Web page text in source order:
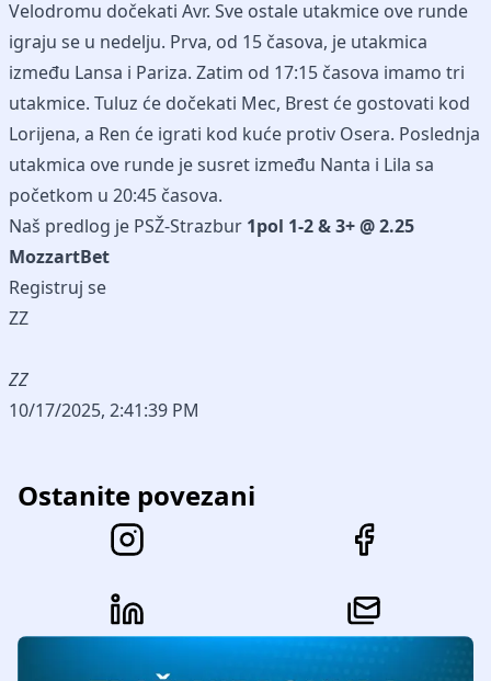
Velodromu dočekati Avr. Sve ostale utakmice ove runde
igraju se u nedelju. Prva, od 15 časova, je utakmica
između Lansa i Pariza. Zatim od 17:15 časova imamo tri
utakmice. Tuluz će dočekati Mec, Brest će gostovati kod
Lorijena, a Ren će igrati kod kuće protiv Osera. Poslednja
utakmica ove runde je susret između Nanta i Lila sa
početkom u 20:45 časova.
Naš predlog je PSŽ-Strazbur 1pol 1-2 & 3+ @ 2.25
MozzartBet
Registruj se
ZZ
ZZ
10/17/2025, 2:41:39 PM
Ostanite povezani